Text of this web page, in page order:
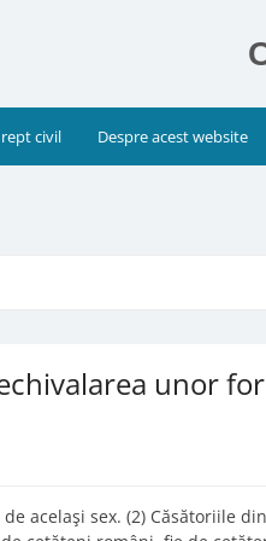
civil Despre acest website
unor
acelaşi sex. (2) Căsătoriile